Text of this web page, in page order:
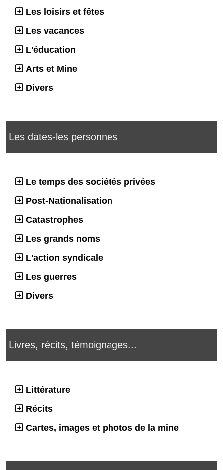
Les loisirs et fêtes
Les vacances
L'éducation
Arts et Mine
Divers
Les dates-les personnes
Le temps des sociétés privées
Post-Nationalisation
Catastrophes
Les grands noms
L'action syndicale
Les guerres
Divers
Livres, récits, témoignages...
Littérature
Récits
Cartes, images et photos de la mine